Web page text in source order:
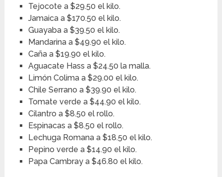
Tejocote a $29.50 el kilo.
Jamaica a $170.50 el kilo.
Guayaba a $39.50 el kilo.
Mandarina a $49.90 el kilo.
Caña a $19.90 el kilo.
Aguacate Hass a $24.50 la malla.
Limón Colima a $29.00 el kilo.
Chile Serrano a $39.90 el kilo.
Tomate verde a $44.90 el kilo.
Cilantro a $8.50 el rollo.
Espinacas a $8.50 el rollo.
Lechuga Romana a $18.50 el kilo.
Pepino verde a $14.90 el kilo.
Papa Cambray a $46.80 el kilo.